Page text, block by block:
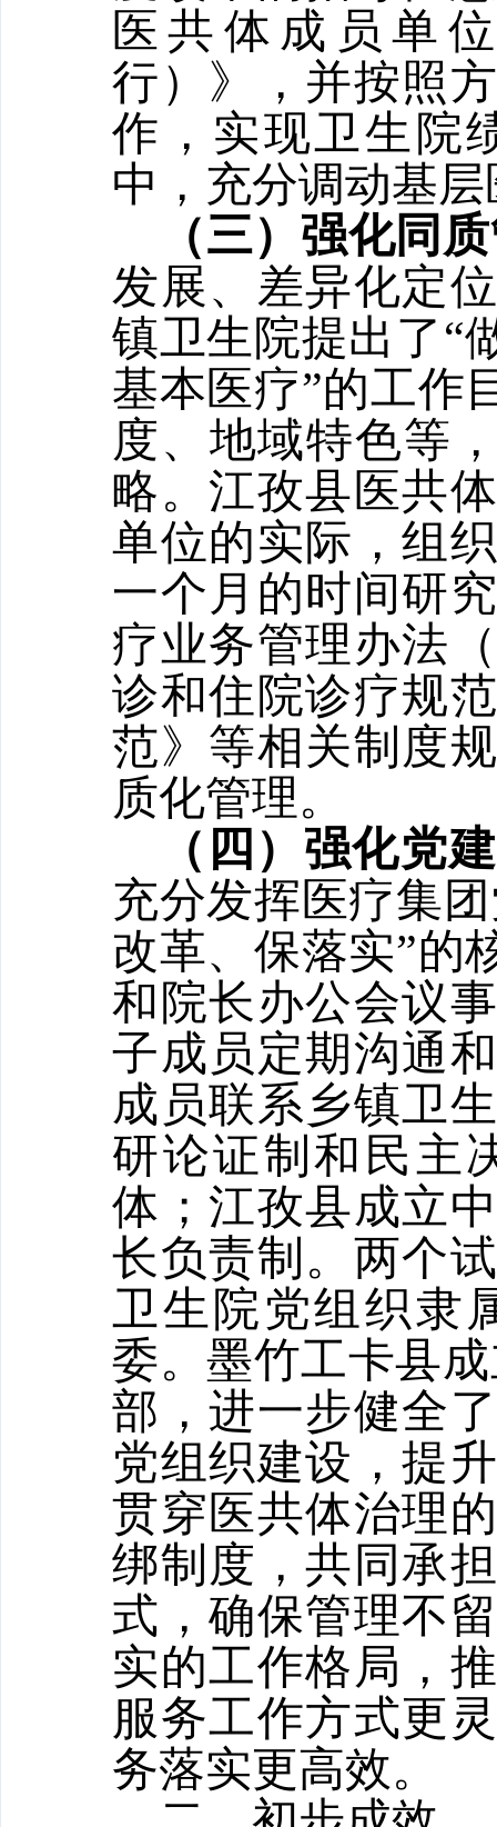
医共体成员单
行）》，并按照
作，实现卫生院
中，充分调动基
（三）强化同
发展、差异化定
镇卫生院提出了“
基本医疗”的工作
度、地域特色等
略。江孜县医共
单位的实际，组
一个月的时间研
疗业务管理办法
诊和住院诊疗规
范》等相关制度
质化管理。
（四）强化党
充分发挥医疗集
改革、保落实”的
和院长办公会议
子成员定期沟通
成员联系乡镇卫
研论证制和民主
体；江孜县成立
长负责制。两个
卫生院党组织隶
委。墨竹工卡县
部，进一步健全
党组织建设，提
贯穿医共体治理
绑制度，共同承
式，确保管理不
实的工作格局，
服务工作方式更
务落实更高效。